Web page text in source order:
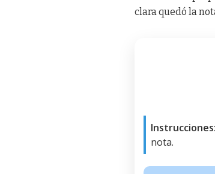
clara quedó la
Instrucciones:
nota.